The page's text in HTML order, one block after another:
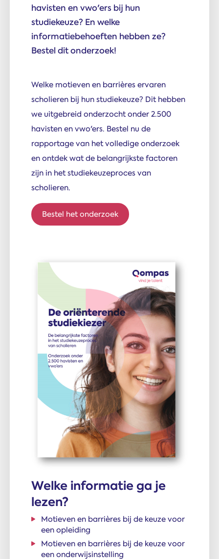
havisten en vwo'ers bij hun
studiekeuze? En welke
informatiebehoeften hebben ze?
Bestel dit onderzoek!
Welke motieven en barrières ervaren
scholieren bij hun studiekeuze? Dit hebben
we uitgebreid onderzocht onder 2.500
havisten en vwo'ers. Bestel nu de
rapportage van het volledige onderzoek
en ontdek wat de belangrijkste factoren
zijn in het studiekeuzeproces van
scholieren.
Bestel het onderzoek
Welke informatie ga je
lezen?
Motieven en barrières bij de keuze voor
een opleiding
Motieven en barrières bij de keuze voor
een onderwijsinstelling